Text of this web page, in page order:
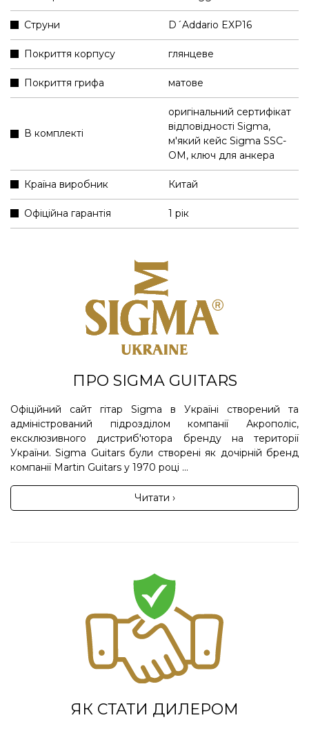
Струни D´Addario EXP16
Покриття корпусу глянцеве
Покриття грифа матове
В комплекті
оригінальний сертифікат
відповідності Sigma,
м'який кейс Sigma SSC-
OM, ключ для анкера
Країна виробник Китай
Офіційна гарантія 1 рік
ПРО SIGMA GUITARS
Офіційний сайт гітар Sigma в Україні створений та
адміністрований підрозділом компанії Акрополіс,
ексклюзивного дистриб'ютора бренду на території
України. Sigma Guitars були створені як дочірній бренд
компанії Martin Guitars у 1970 році ...
Читати ›
ЯК СТАТИ ДИЛЕРОМ